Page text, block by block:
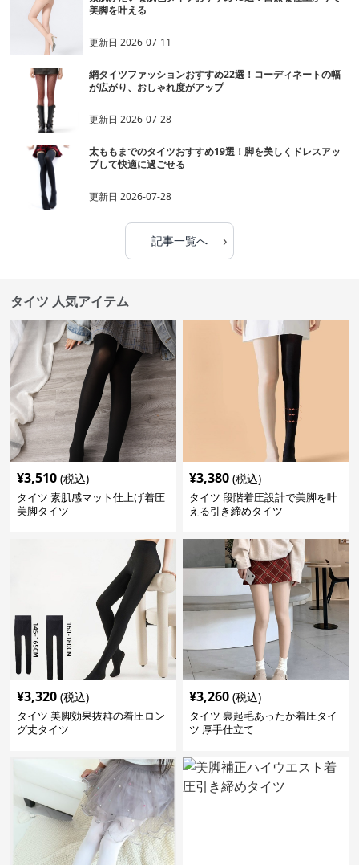
美脚を叶える
更新日2026-07-11
網タイツファッションおすすめ22選！コーディネートの幅
が広がり、おしゃれ度がアップ
更新日2026-07-28
太ももまでのタイツおすすめ19選！脚を美しくドレスアッ
プして快適に過ごせる
更新日2026-07-28
記事一覧へ ›
タイツ 人気アイテム
¥3,510 (税込)
タイツ 素肌感マット仕上げ着圧
美脚タイツ
¥3,380 (税込)
タイツ 段階着圧設計で美脚を叶
える引き締めタイツ
¥3,320 (税込)
タイツ 美脚効果抜群の着圧ロン
グ丈タイツ
¥3,260 (税込)
タイツ 裏起毛あったか着圧タイ
ツ 厚手仕立て